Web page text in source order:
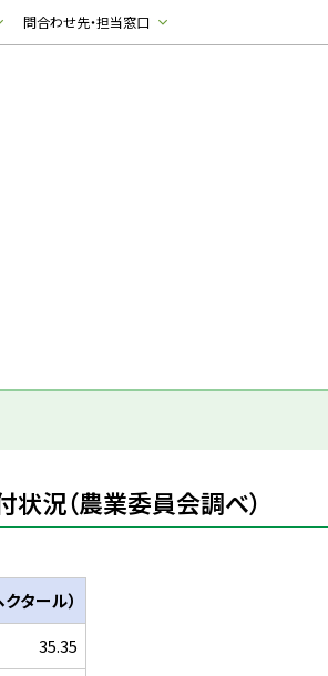
問合わせ先・担当窓口
状況（農業委員会調べ）
タール）
35.35